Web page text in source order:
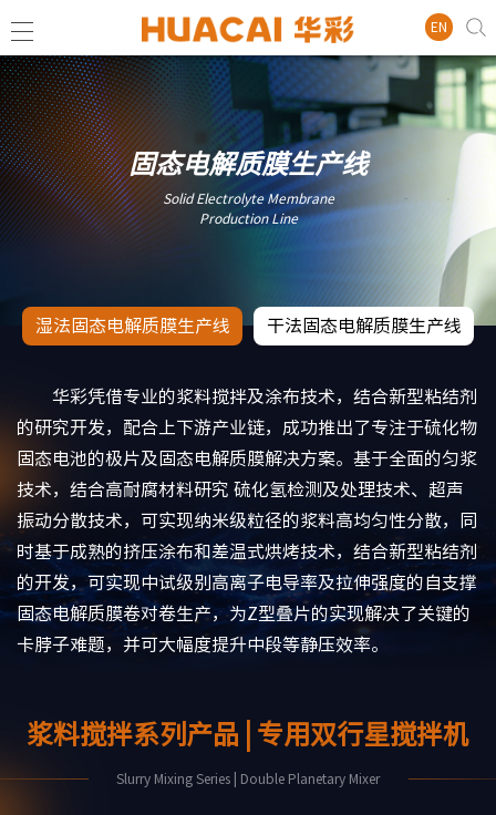
EN
固态电解质膜生产线
Solid Electrolyte Membrane
Production Line
湿法固态电解质膜生产线 干法固态电解质膜生产线
华彩凭借专业的浆料搅拌及涂布技术，结合新型粘结剂
的研究开发，配合上下游产业链，成功推出了专注于硫化物
固态电池的极片及固态电解质膜解决方案。基于全面的匀浆
技术，结合高耐腐材料研究 硫化氢检测及处理技术、超声
振动分散技术，可实现纳米级粒径的浆料高均匀性分散，同
时基于成熟的挤压涂布和差温式烘烤技术，结合新型粘结剂
的开发，可实现中试级别高离子电导率及拉伸强度的自支撑
固态电解质膜卷对卷生产，为Z型叠片的实现解决了关键的
卡脖子难题，并可大幅度提升中段等静压效率。
浆料搅拌系列产品 | 专用双行星搅拌机
Slurry Mixing Series | Double Planetary Mixer